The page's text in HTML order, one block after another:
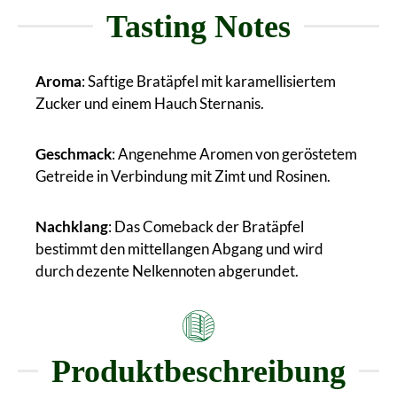
Tasting Notes
Aroma: Saftige Bratäpfel mit karamellisiertem
Zucker und einem Hauch Sternanis.
Geschmack: Angenehme Aromen von geröstetem
Getreide in Verbindung mit Zimt und Rosinen.
Nachklang: Das Comeback der Bratäpfel
bestimmt den mittellangen Abgang und wird
durch dezente Nelkennoten abgerundet.
Produktbeschreibung